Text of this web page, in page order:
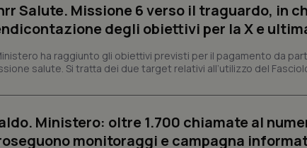
Salute. Missione 6 verso il traguardo, in
degli obiettivi per la X e
ha raggiunto gli obiettivi previsti per il pagamento da
salute. Si tratta dei due target relativi all’utilizzo del
Ministero: oltre 1.700 chiamate al
monitoraggi e campagna
e l'accesso alle aree protette del sito. Il sito web non è in grado di
Nome
Fornitore / Dominio Scadenza
VISITOR_PRIVACY_METADATA
YouTube
.youtube.com
5 mesi 4
settimane
CookieScriptConsent
CookieScript
5 mesi 3